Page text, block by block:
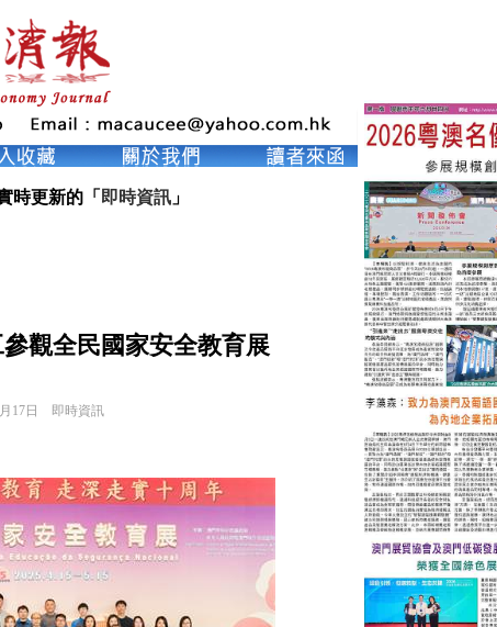
時更新的「 即時資訊」
觀全民國家安全教育展
17日 即時資訊